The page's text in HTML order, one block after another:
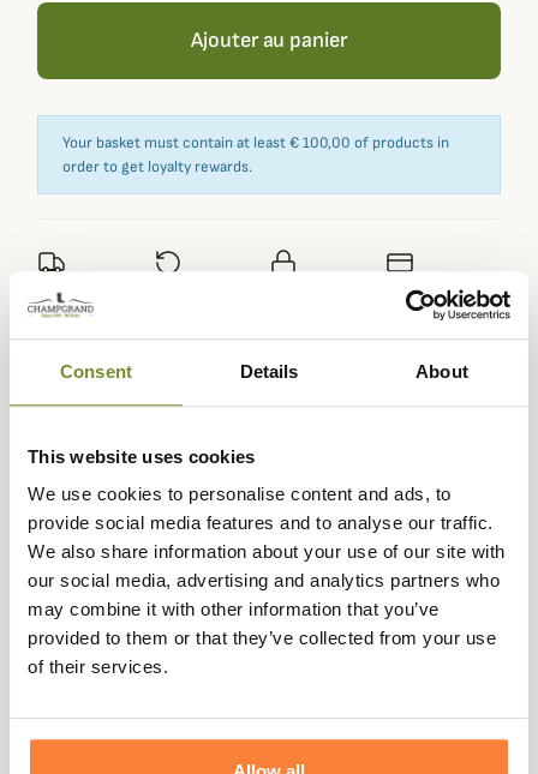
Consent Details About
This website uses cookies
We use cookies to personalise content and ads, to
provide social media features and to analyse our traffic.
We also share information about your use of our site with
our social media, advertising and analytics partners who
may combine it with other information that you’ve
provided to them or that they’ve collected from your use
of their services.
Ajouter au panier
Your basket must contain at least € 100,00 of products in
order to get loyalty rewards.
Expédié dans
la journée
Paiement en
3 fois dès 100
Beschrijving
Browning vous propose cette plaque de couche
amortisseur de recul en gel pour vos séances de ball-trap
ou vos journées de chasse à cadences de tir élevées. Il
vous protégera du recul de votre arme et mettra à l'abri
votre épaule de tout désagrément de tir.
disposant d'une poche prévue à cet effet.